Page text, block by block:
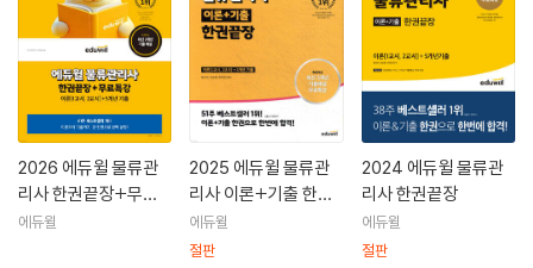
2026 에듀윌 물류관
리사 한권끝장+무료
특강
에듀윌
2025 에듀윌 물류관
리사 이론+기출 한권
끝장
에듀윌
절판
2024 에듀윌 물류관
리사 한권끝장
에듀윌
절판